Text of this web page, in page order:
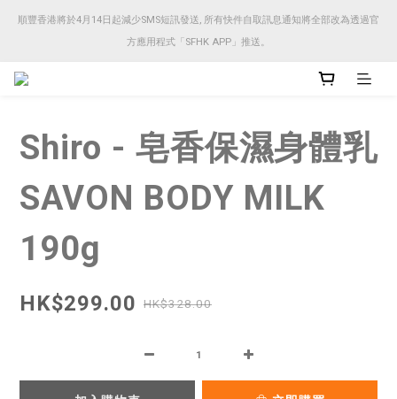
順豐香港將於4月14日起減少SMS短訊發送, 所有快件自取訊息通知將全部改為透過官
方應用程式「SFHK APP」推送。
順豐香港將於4月14日起減少SMS短訊發送, 所有快件自取訊息通知將全部改為透過官
方應用程式「SFHK APP」推送。
順豐香港將於4月14日起減少SMS短訊發送, 所有快件自取訊息通知將全部改為透過官
方應用程式「SFHK APP」推送。
Shiro - 皂香保濕身體乳
SAVON BODY MILK
190g
HK$299.00 HK$328.00